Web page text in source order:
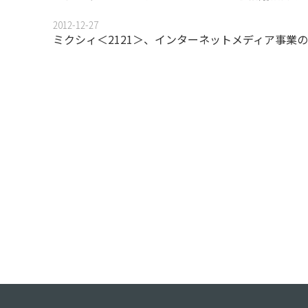
2012-12-27
ミクシィ＜2121＞、インターネットメディア事業